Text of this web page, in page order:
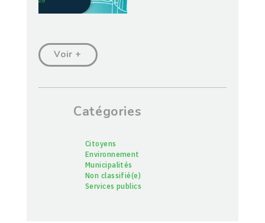
Voir +
Catégories
Citoyens
Environnement
Municipalités
Non classifié(e)
Services publics